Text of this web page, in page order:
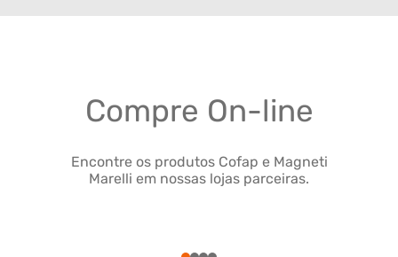
Compre On-line
Encontre os produtos Cofap e Magneti
Marelli em nossas lojas parceiras.